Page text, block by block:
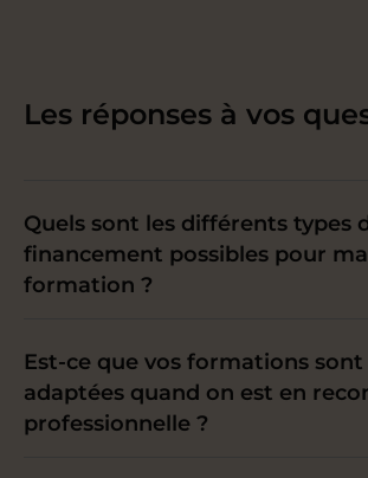
progressez de façon
Enfin, nous
apprentissages
Ce bilan permet d’évaluer
Les réponses à vos
Quels sont les différents types
financement possibles pour ma
formation ?
Est-ce que vos formations sont
adaptées quand on est en
professionnelle ?